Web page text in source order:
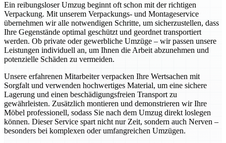
Ein reibungsloser Umzug beginnt oft schon mit der richtigen
Verpackung. Mit unserem Verpackungs- und Montageservice
übernehmen wir alle notwendigen Schritte, um sicherzustellen, dass
Ihre Gegenstände optimal geschützt und geordnet transportiert
werden. Ob private oder gewerbliche Umzüge – wir passen unsere
Leistungen individuell an, um Ihnen die Arbeit abzunehmen und
potenzielle Schäden zu vermeiden.
Unsere erfahrenen Mitarbeiter verpacken Ihre Wertsachen mit
Sorgfalt und verwenden hochwertiges Material, um eine sichere
Lagerung und einen beschädigungsfreien Transport zu
gewährleisten. Zusätzlich montieren und demonstrieren wir Ihre
Möbel professionell, sodass Sie nach dem Umzug direkt loslegen
können. Dieser Service spart nicht nur Zeit, sondern auch Nerven –
besonders bei komplexen oder umfangreichen Umzügen.